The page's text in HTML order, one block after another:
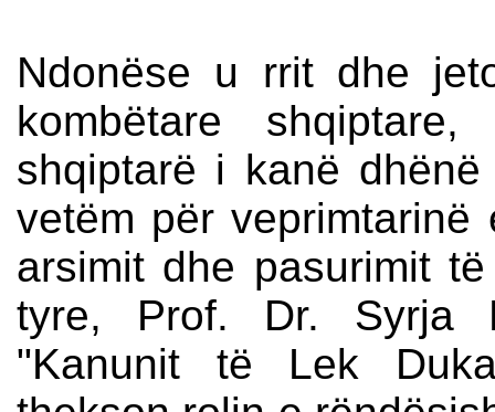
Ndonëse u rrit dhe
kombëtare
shqiptarë i kanë
vetëm për
arsimit dhe pasurimit
tyre, Prof. Dr. Syrja
"Kanunit të Lek